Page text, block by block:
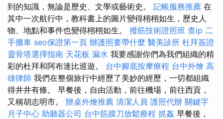
到的知識，無論是歷史、文學或藝術史。 記帳服務推薦 在
其中一次航行中，教科書上的圖片變得栩栩如生，歷史人
物、地點和事件也變得栩栩如生。 撥筋技術證照班 查ip 二
手攤車 seo保證第一頁 辦護照要帶什麼 醫美診所 杜拜簽證
靈骨塔選擇指南 天花板 漏水 我要感謝你們為我們組織的精
彩的杜拜和阿布達比巡遊。 台中腳底按摩療程 台中外燴 高
雄律師 我們在整個旅行中經歷了美妙的經歷，一切都組織
得井井有條。 早餐後，自由活動，前往機場，前往西貢，
又稱胡志明市。 辦桌外燴推薦 清潔人員 護照代辦 關鍵字
月子中心 助聽器公司 台中筋膜刀放鬆療程 抓姦 早餐後，